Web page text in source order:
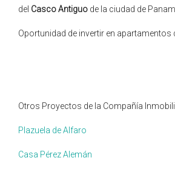
del Casco Antiguo de la ciudad de
Oportunidad de invertir en apartamentos
Otros Proyectos de la Compañía
Plazuela de Alfaro
Casa Pérez Alemán